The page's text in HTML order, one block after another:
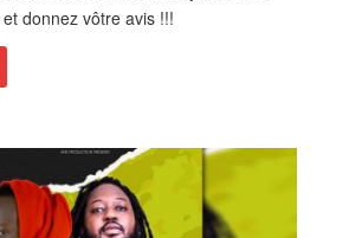
donnez vôtre avis !!!